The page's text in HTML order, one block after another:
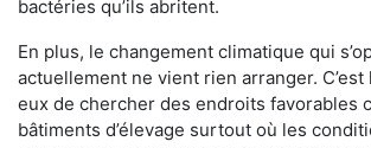
bactéries qu’ils abritent.
En plus, le changement climatique qui
actuellement ne vient rien arranger.
eux de chercher des endroits favorables
bâtiments d’élevage surtout où les